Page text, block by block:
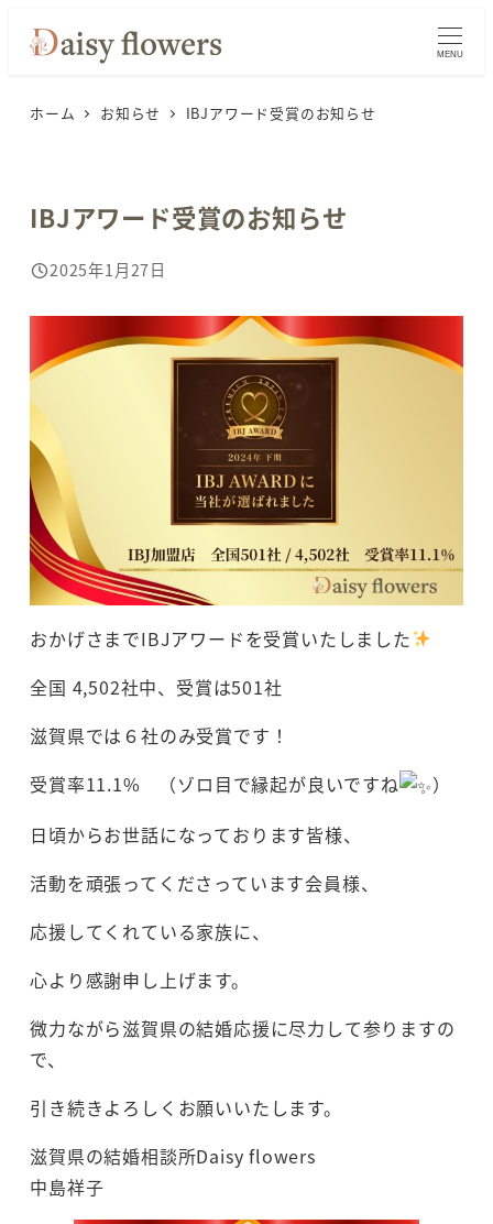
MENU
ホーム お知らせ IBJアワード受賞のお知らせ
IBJアワード受賞のお知らせ
投稿日
2025年1月27日
おかげさまでIBJアワードを受賞いたしました
全国 4,502社中、受賞は501社
滋賀県では６社のみ受賞です！
受賞率11.1% （ゾロ目で縁起が良いですね
）
日頃からお世話になっております皆様、
活動を頑張ってくださっています会員様、
応援してくれている家族に、
心より感謝申し上げます。
微力ながら滋賀県の結婚応援に尽力して参りますの
で、
引き続きよろしくお願いいたします。
滋賀県の結婚相談所Daisy flowers
中島祥子